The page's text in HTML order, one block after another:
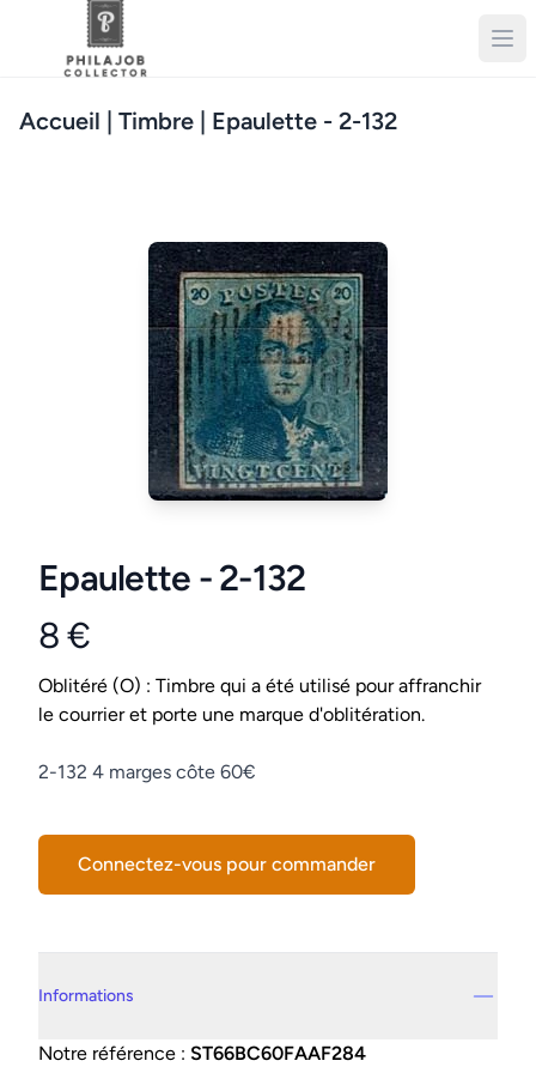
Accueil | Timbre | Epaulette - 2-132
Epaulette - 2-132
Product information
8 €
Conditions
Oblitéré (O) : Timbre qui a été utilisé pour affranchir
le courrier et porte une marque d'oblitération.
Description
2-132 4 marges côte 60€
Connectez-vous pour commander
Informations
Notre référence : ST66BC60FAAF284